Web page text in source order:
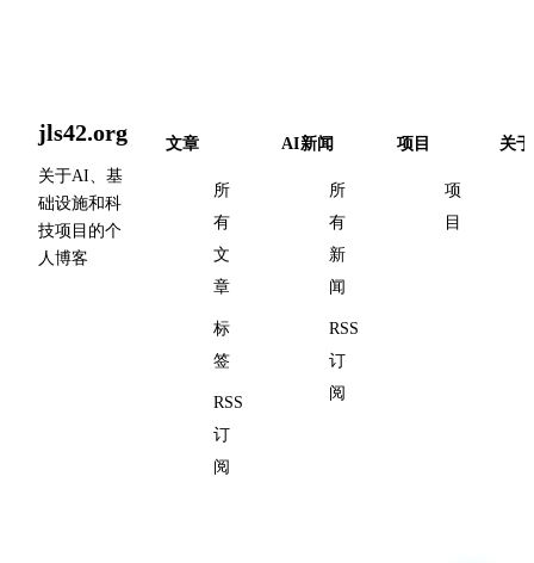
jls42.org
关于AI、基
础设施和科
技项目的个
人博客
文章
所
有
文
章
标
签
RSS
订
阅
AI新闻
所
有
新
闻
RSS
订
阅
项目
项
目
关于